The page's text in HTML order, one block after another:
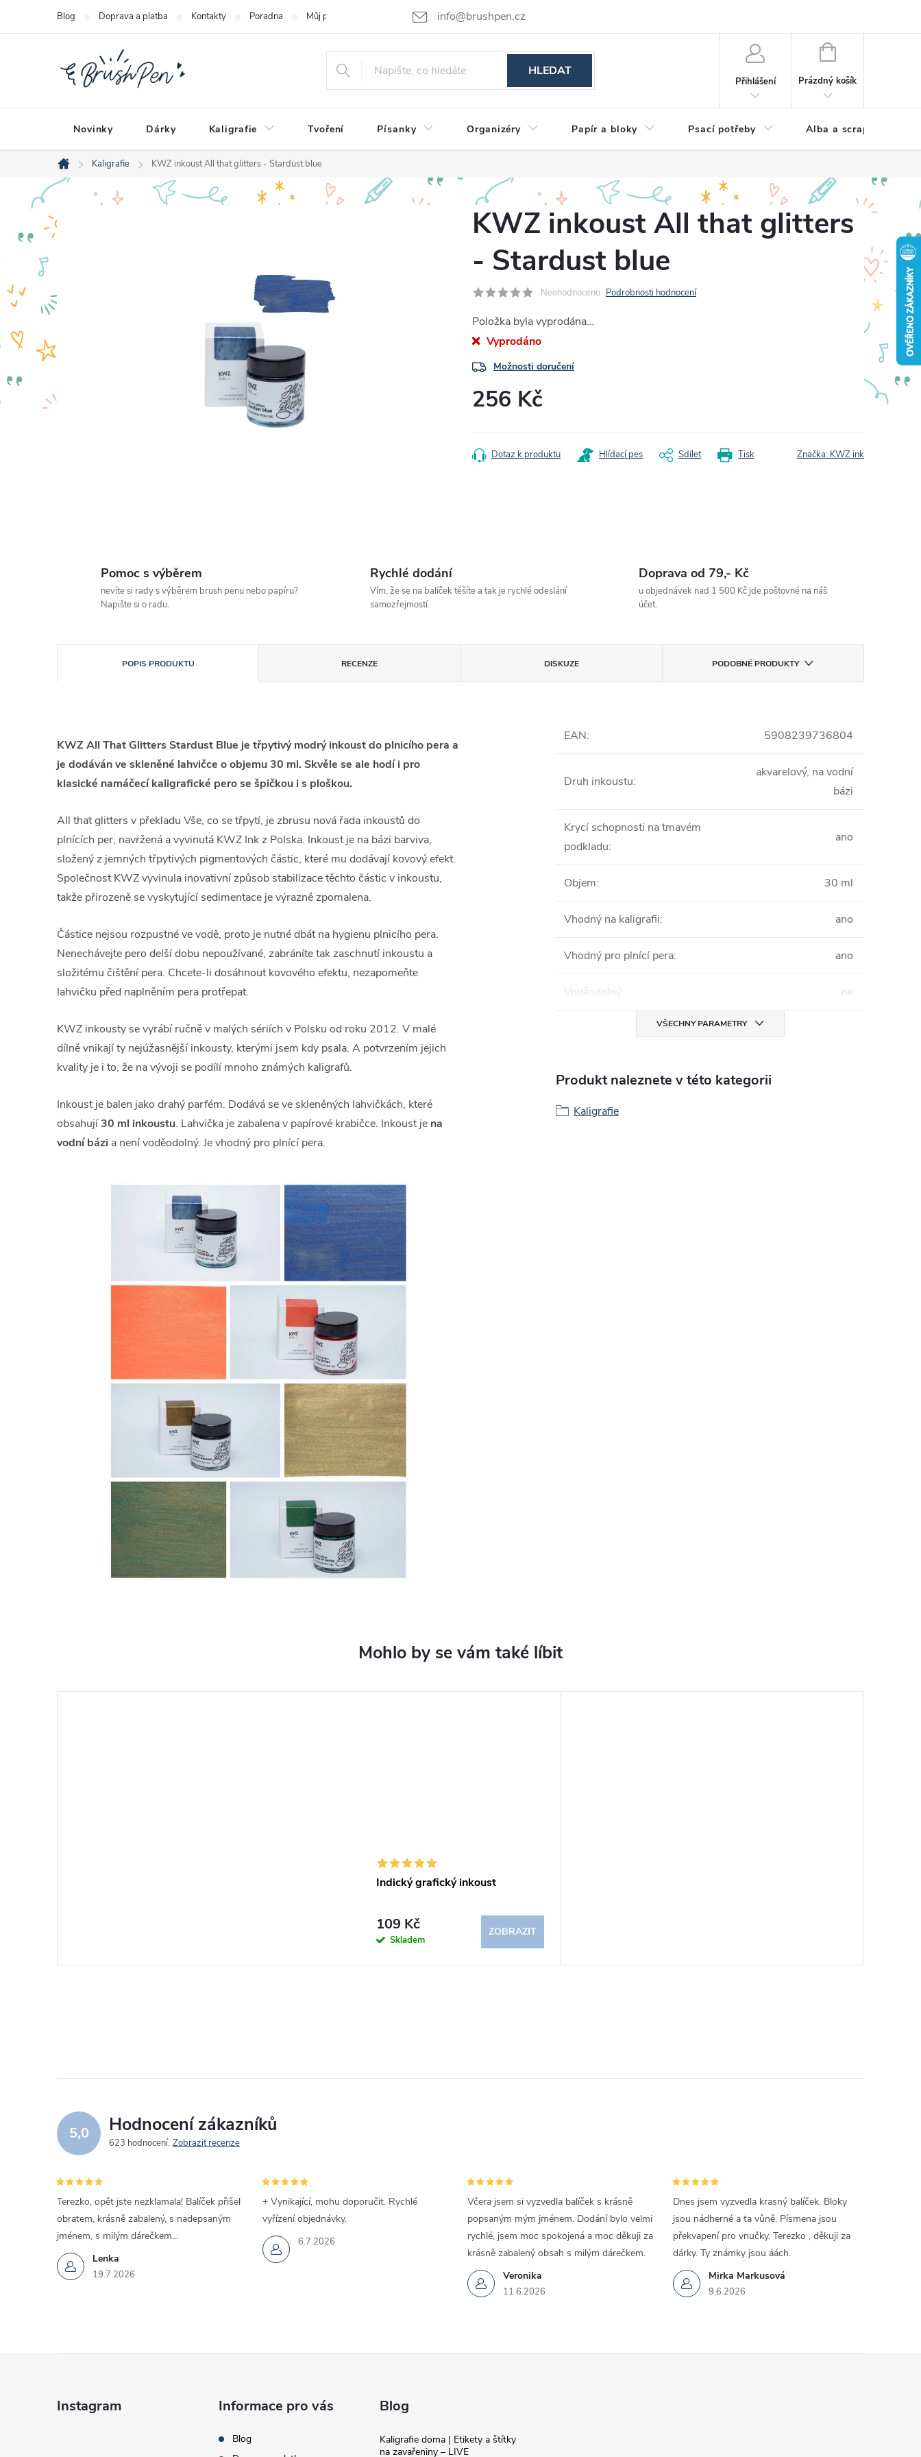
info@brushpen.cz
Blog Doprava a platba Kontakty Poradna Můj příběh Obchodní podmínky Podmínky ochrany osobních údajů
HLEDAT
Přihlášení
NÁKUPNÍ
Prázdný košík
Novinky Dárky Kaligrafie Tvoření Písanky Organizéry Papír a bloky Psací potřeby Alba a scrapbooking
Domů
Kaligrafie KWZ inkoust All that glitters - Stardust blue
KWZ inkoust All that glitters
- Stardust blue
Neohodnoceno Podrobnosti hodnocení
Položka byla vyprodána…
Vyprodáno
Možnosti doručení
256 Kč
cena:
Tisk
Dotaz k produktu Hlídací pes Sdílet Značka: KWZ ink
Pomoc s výběrem
nevíte si rady s výběrem brush penu nebo papíru?
Napište si o radu.
Rychlé dodání
Vím, že se na balíček těšíte a tak je rychlé odeslání
samozřejmostí.
Doprava od 79,- Kč
u objednávek nad 1 500 Kč jde poštovné na náš
účet.
POPIS PRODUKTU RECENZE DISKUZE PODOBNÉ PRODUKTY
KWZ All That Glitters Stardust Blue je třpytivý modrý inkoust do plnicího pera a
je dodáván ve skleněné lahvičce o objemu 30 ml. Skvěle se ale hodí i pro
klasické namáčecí kaligrafické pero se špičkou i s ploškou.
All that glitters v překladu Vše, co se třpytí, je zbrusu nová řada inkoustů do
plnících per, navržená a vyvinutá KWZ Ink z Polska. Inkoust je na bázi barviva,
složený z jemných třpytivých pigmentových částic, které mu dodávají kovový efekt.
Společnost KWZ vyvinula inovativní způsob stabilizace těchto částic v inkoustu,
takže přirozeně se vyskytující sedimentace je výrazně zpomalena.
Částice nejsou rozpustné ve vodě, proto je nutné dbát na hygienu plnicího pera.
Nenechávejte pero delší dobu nepoužívané, zabráníte tak zaschnutí inkoustu a
složitému čištění pera. Chcete-li dosáhnout kovového efektu, nezapomeňte
lahvičku před naplněním pera protřepat.
KWZ inkousty se vyrábí ručně v malých sériích v Polsku od roku 2012. V malé
dílně vnikají ty nejúžasnější inkousty, kterými jsem kdy psala. A potvrzením jejich
kvality je i to, že na vývoji se podílí mnoho známých kaligrafů.
Inkoust je balen jako drahý parfém. Dodává se ve skleněných lahvičkách, které
obsahují30 ml inkoustu. Lahvička je zabalena v papírové krabičce. Inkoust je na
vodní bázi a není voděodolný. Je vhodný pro plnící pera.
EAN: 5908239736804
Druh inkoustu:
akvarelový, na vodní
bázi
Krycí schopnosti na tmavém
podkladu:
ano
Objem: 30 ml
Vhodný na kaligrafii: ano
Vhodný pro plnící pera: ano
Voděodolný: ne
VŠECHNY PARAMETRY
Produkt naleznete v této kategorii
Kaligrafie
Indický grafický inkoust
109 Kč
Skladem
ZOBRAZIT
5,0 Hodnocení zákazníků
623 hodnocení Zobrazit recenze
Lenka
19.7.2026
Terezko, opět jste nezklamala! Balíček přišel
obratem, krásně zabalený, s nadepsaným
jménem, s milým dárečkem...
6.7.2026
+ Vynikající, mohu doporučit. Rychlé
vyřízení objednávky.
Veronika
11.6.2026
Včera jsem si vyzvedla balíček s krásně
popsaným mým jménem. Dodání bylo velmi
rychlé, jsem moc spokojená a moc děkuji za
krásně zabalený obsah s milým dárečkem.
Mirka Markusová
9.6.2026
Dnes jsem vyzvedla krasný balíček. Bloky
jsou nádherné a ta vůně. Písmena jsou
překvapení pro vnučky. Terezko , děkuji za
dárky. Ty známky jsou áách.
Instagram Informace pro vás
Blog
Blog
Kaligrafie doma | Etikety a štítky
na zavařeniny – LIVE